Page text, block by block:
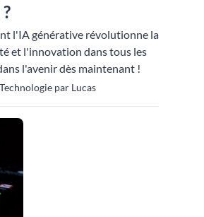
l'IA générative révolutionne la
et l'innovation dans tous les
l'avenir dès maintenant !
par Lucas